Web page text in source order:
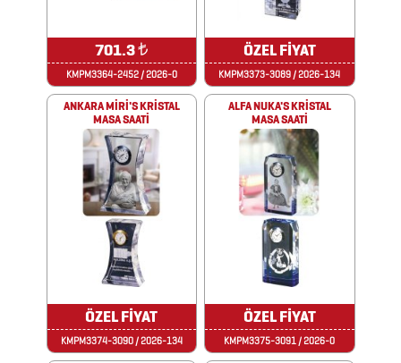
BARDAK
ALTLIKLARI
ÜRÜNLERİ
BLOKNOTLAR
701.3₺
KMPM3364-2452 / 2026-0
ÖZEL FİYAT
KMPM3373-3089 / 2026-134
ANKARA MİRİ'S KRİSTAL
MASA SAATİ
ÖZEL FİYAT
KMPM3374-3090 / 2026-134
ALFA NUKA'S KRİSTAL
MASA SAATİ
ÖZEL FİYAT
KMPM3375-3091 / 2026-0